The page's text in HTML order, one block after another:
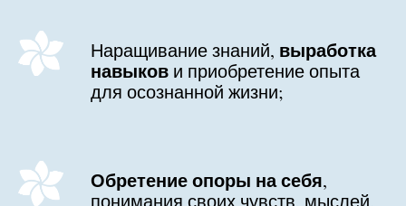
Наращивание знаний, выработка
навыков и приобретение опыта
для осознанной жизни;
Обретение опоры на себя,